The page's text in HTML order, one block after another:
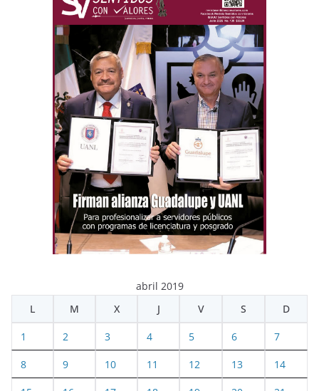
abril 2019
L
M X J V S D
1 2 3 4 5 6 7
8 9 10 11 12 13 14